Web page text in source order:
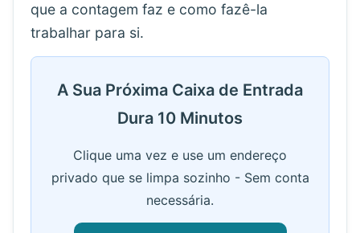
que a contagem faz e como fazê-la
trabalhar para si.
A Sua Próxima Caixa de Entrada
Dura 10 Minutos
Clique uma vez e use um endereço
privado que se limpa sozinho - Sem conta
necessária.